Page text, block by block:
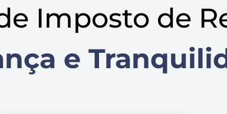
Imposto de
e